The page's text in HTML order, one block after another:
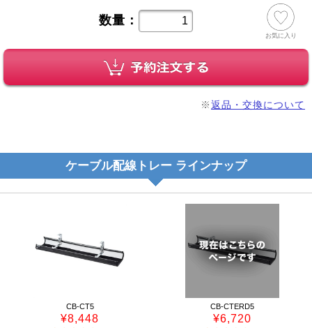
数量：
お気に入り
※返品・交換について
ケーブル配線トレー ラインナップ
CB-CT5
¥8,448
CB-CTERD5
¥6,720